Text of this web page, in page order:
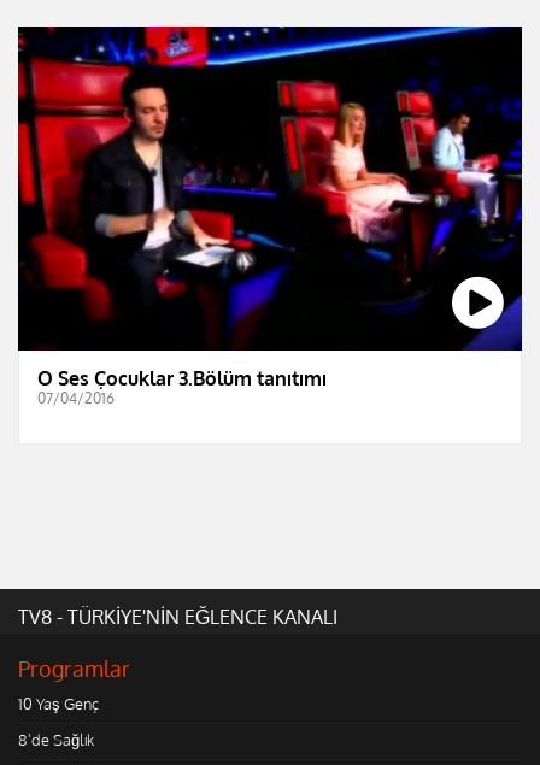
O Ses Çocuklar 3.Bölüm tanıtımı
07/04/2016
TV8 - TÜRKİYE'NİN EĞLENCE KANALI
Programlar
10 Yaş Genç
8'de Sağlık